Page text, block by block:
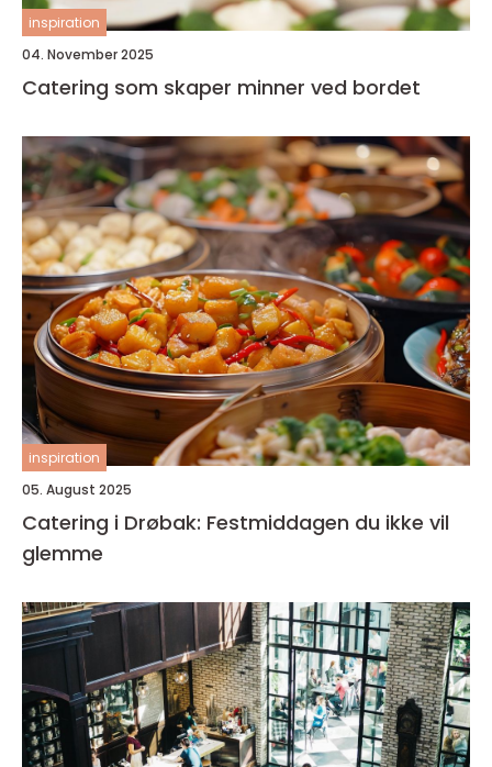
inspiration
04. November 2025
Catering som skaper minner ved bordet
inspiration
05. August 2025
Catering i Drøbak: Festmiddagen du ikke vil
glemme